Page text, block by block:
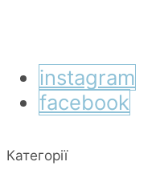
instagram
facebook
Категорії